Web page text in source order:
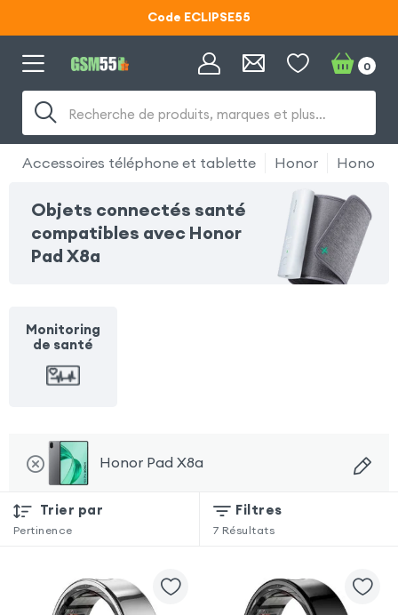
Code ECLIPSE55
Code ECLIPSE55
Recherche de produits, marques et plus…
0
Accessoires téléphone et tablette Honor Honor
Objets connectés santé
compatibles avec Honor
Pad X8a
Monitoring
de santé
Honor Pad X8a
Trier par
Pertinence
Filtres
7 Résultats